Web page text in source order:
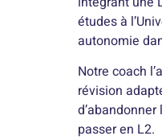
études à
autonomie
Notre coach
révision
d’abandonner
passer en L2.